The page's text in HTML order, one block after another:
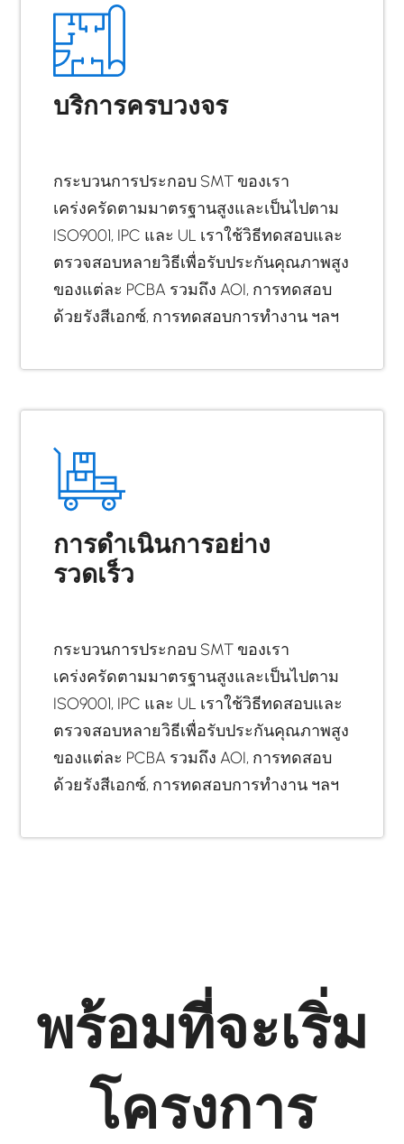
บริการครบวงจร
กระบวนการประกอบ SMT ของเรา
เคร่งครัดตามมาตรฐานสูงและเป็นไปตาม
ISO9001, IPC และ UL เราใช้วิธีทดสอบและ
ตรวจสอบหลายวิธีเพื่อรับประกันคุณภาพสูง
ของแต่ละ PCBA รวมถึง AOI, การทดสอบ
ด้วยรังสีเอกซ์, การทดสอบการทำงาน ฯลฯ
การดำเนินการอย่าง
รวดเร็ว
กระบวนการประกอบ SMT ของเรา
เคร่งครัดตามมาตรฐานสูงและเป็นไปตาม
ISO9001, IPC และ UL เราใช้วิธีทดสอบและ
ตรวจสอบหลายวิธีเพื่อรับประกันคุณภาพสูง
ของแต่ละ PCBA รวมถึง AOI, การทดสอบ
ด้วยรังสีเอกซ์, การทดสอบการทำงาน ฯลฯ
พร้อมที่จะเริ่ม
โครงการ